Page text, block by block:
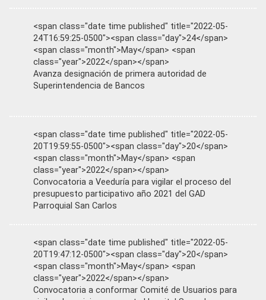
<span class="date time published" title="2022-05-
24T16:59:25-0500"><span class="day">24</span>
<span class="month">May</span> <span
class="year">2022</span></span>
Avanza designación de primera autoridad de
Superintendencia de Bancos
<span class="date time published" title="2022-05-
20T19:59:55-0500"><span class="day">20</span>
<span class="month">May</span> <span
class="year">2022</span></span>
Convocatoria a Veeduría para vigilar el proceso del
presupuesto participativo año 2021 del GAD
Parroquial San Carlos
<span class="date time published" title="2022-05-
20T19:47:12-0500"><span class="day">20</span>
<span class="month">May</span> <span
class="year">2022</span></span>
Convocatoria a conformar Comité de Usuarios para